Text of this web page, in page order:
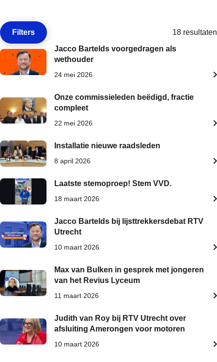
Open de
Filters
18 resultaten
Jacco Bartelds voorgedragen als
wethouder
24 mei 2026
Onze commissieleden beëdigd, fractie
compleet
22 mei 2026
Installatie nieuwe raadsleden
8 april 2026
Laatste stemoproep! Stem VVD.
18 maart 2026
Jacco Bartelds bij lijsttrekkersdebat RTV
Utrecht
10 maart 2026
Max van Bulken in gesprek met jongeren
van het Revius Lyceum
11 maart 2026
Judith van Roy bij RTV Utrecht over
afsluiting Amerongen voor motoren
10 maart 2026